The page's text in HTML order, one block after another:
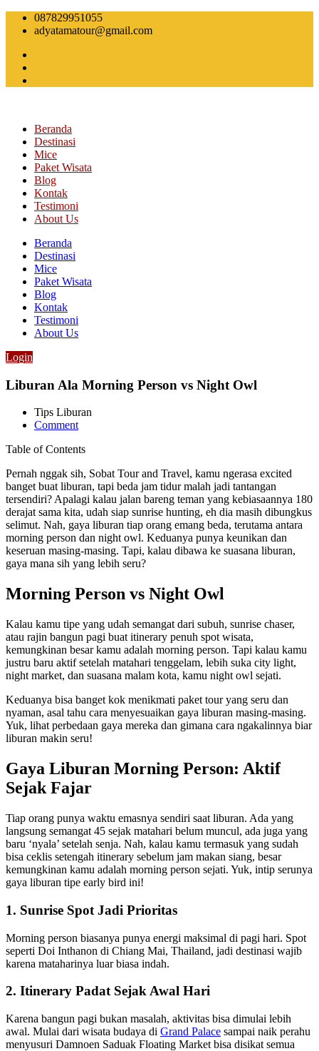
Skip
087829951055
adyatamatour@gmail.com
Beranda
Destinasi
Mice
Paket Wisata
Blog
Kontak
Testimoni
About Us
Beranda
Destinasi
Mice
Paket Wisata
Blog
Kontak
Testimoni
About Us
Login
Liburan Ala Morning Person vs Night Owl
Tips Liburan
Comment
Table of Contents
Pernah nggak sih, Sobat Tour and Travel, kamu ngerasa excited
banget buat liburan, tapi beda jam tidur malah jadi tantangan
tersendiri? Apalagi kalau jalan bareng teman yang kebiasaannya 180
derajat sama kita, udah siap sunrise hunting, eh dia masih dibungkus
selimut. Nah, gaya liburan tiap orang emang beda, terutama antara
morning person dan night owl. Keduanya punya keunikan dan
keseruan masing-masing. Tapi, kalau dibawa ke suasana liburan,
gaya mana sih yang lebih seru?
Morning Person vs Night Owl
Kalau kamu tipe yang udah semangat dari subuh, sunrise chaser,
atau rajin bangun pagi buat itinerary penuh spot wisata,
kemungkinan besar kamu adalah morning person. Tapi kalau kamu
justru baru aktif setelah matahari tenggelam, lebih suka city light,
night market, dan suasana malam kota, kamu night owl sejati.
Keduanya bisa banget kok menikmati paket tour yang seru dan
nyaman, asal tahu cara menyesuaikan gaya liburan masing-masing.
Yuk, lihat perbedaan gaya mereka dan gimana cara ngakalinnya biar
liburan makin seru!
Gaya Liburan Morning Person: Aktif
Sejak Fajar
Tiap orang punya waktu emasnya sendiri saat liburan. Ada yang
langsung semangat 45 sejak matahari belum muncul, ada juga yang
baru ‘nyala’ setelah senja. Nah, kalau kamu termasuk yang sudah
bisa ceklis setengah itinerary sebelum jam makan siang, besar
kemungkinan kamu adalah morning person sejati. Yuk, intip serunya
gaya liburan tipe early bird ini!
1. Sunrise Spot Jadi Prioritas
Morning person biasanya punya energi maksimal di pagi hari. Spot
seperti Doi Inthanon di Chiang Mai, Thailand, jadi destinasi wajib
karena mataharinya luar biasa indah.
2. Itinerary Padat Sejak Awal Hari
Karena bangun pagi bukan masalah, aktivitas bisa dimulai lebih
awal. Mulai dari wisata budaya di Grand Palace sampai naik perahu
menyusuri Damnoen Saduak Floating Market bisa disikat semua